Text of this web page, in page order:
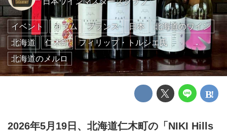
イベント コラム フランス 日本
北海道のワイン
北海道
仁木町
フィリップ・トルシエ氏
北海道のメルロ
2026年5月19日、北海道仁木町の「NIKI Hills